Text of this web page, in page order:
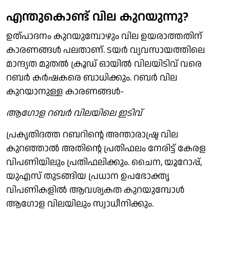
എന്തുകൊണ്ട് വില കുറയുന്നു?
ഉത്പാദനം കുറയുമ്പോഴും വില ഉയരാത്തതിന്
കാരണങ്ങള്‍ പലതാണ്. ടയര്‍ വ്യവസായത്തിലെ
മാന്ദ്യത മുതല്‍ ക്രൂഡ് ഓയില്‍ വിലയിടിവ് വരെ
റബര്‍ കര്‍ഷകരെ ബാധിക്കും. റബര്‍ വില
കുറയാനുള്ള കാരണങ്ങള്‍-
ആഗോള റബര്‍ വിലയിലെ ഇടിവ്
പ്രകൃതിദത്ത റബറിന്റെ അന്താരാഷ്ട്ര വില
കുറഞ്ഞാല്‍ അതിന്റെ പ്രതിഫലം നേരിട്ട് കേരള
വിപണിയിലും പ്രതിഫലിക്കും. ചൈന, യൂറോപ്പ്,
യുഎസ് തുടങ്ങിയ പ്രധാന ഉപഭോക്തൃ
വിപണികളില്‍ ആവശ്യകത കുറയുമ്പോള്‍
ആഗോള വിലയിലും സ്വാധീനിക്കും.